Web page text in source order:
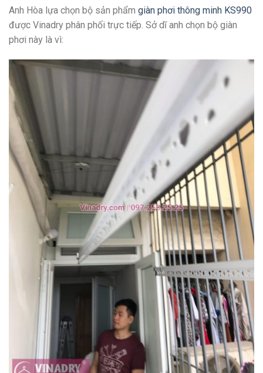
Anh Hòa lựa chọn bộ sản phẩm giàn phơi thông minh KS990
được Vinadry phân phối trực tiếp. Sở dĩ anh chọn bộ giàn
phơi này là vì: